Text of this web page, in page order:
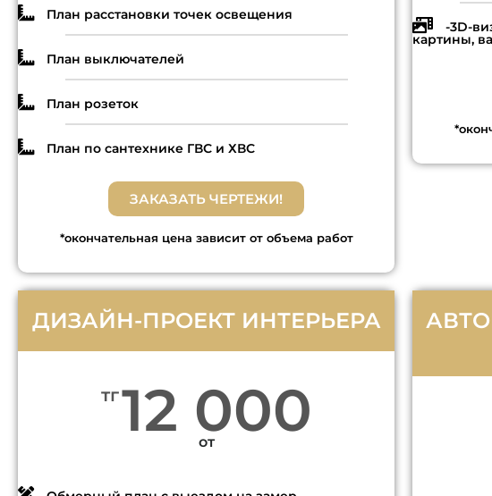
План расстановки точек освещения
План выключателей
План розеток
План по сантехнике ГВС и ХВС
ЗАКАЗАТЬ ЧЕРТЕЖИ!
*окончательная цена зависит от объема работ
-3D-
картины,
ДИЗАЙН-ПРОЕКТ ИНТЕРЬЕРА
тг12 000
от